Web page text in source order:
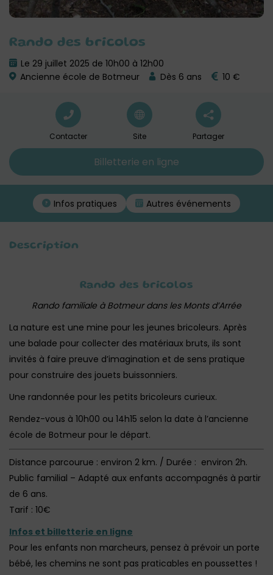
Rando des bricolos
Le 29 juillet 2025 de 10h00 à 12h00
Ancienne école de Botmeur
Dès 6 ans 10 €
Contacter Site Partager
Billetterie en ligne
Infos pratiques Autres événements
Description
Rando des bricolos
Rando familiale à Botmeur dans les Monts d’Arrée
La nature est une mine pour les jeunes bricoleurs. Après
une balade pour collecter des matériaux bruts, ils sont
invités à faire preuve d’imagination et de sens pratique
pour construire des jouets buissonniers.
Une randonnée pour les petits bricoleurs curieux.
Rendez-vous à 10h00 ou 14h15 selon la date à l’ancienne
école de Botmeur pour le départ.
Distance parcourue : environ 2 km. / Durée : environ 2h.
Public familial – Adapté aux enfants accompagnés à partir
de 6 ans.
Tarif : 10€
Infos et billetterie en ligne
Pour les enfants non marcheurs, pensez à prévoir un porte
bébé, les chemins ne sont pas praticables en poussettes !